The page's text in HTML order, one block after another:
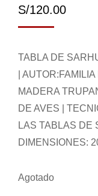
S/120.00
TABLA DE
|
MADERA
DE AVES |
LAS TABLAS DE
DIMENSIONES:
Agotado